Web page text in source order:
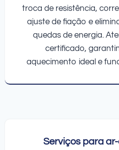
troca de resistência,
ajuste de fiação e
quedas de energia.
certificado,
aquecimento ideal e
Serviços para